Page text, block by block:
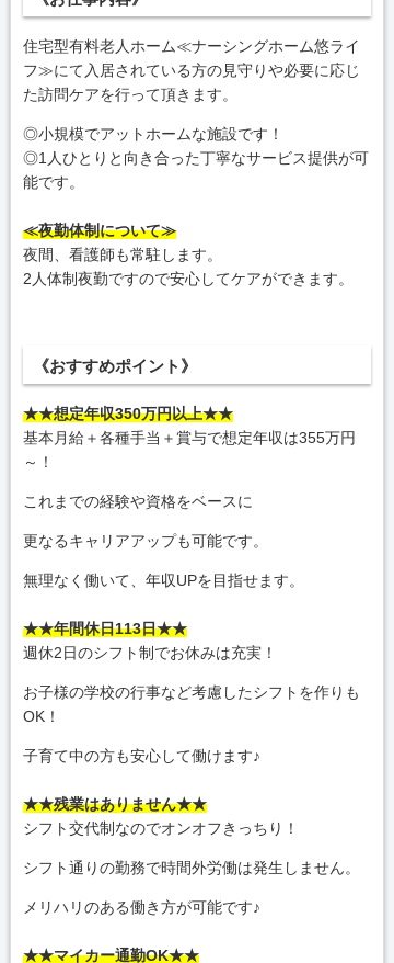
住宅型有料老人ホーム≪ナーシングホーム悠ライ
フ≫にて入居されている方の見守りや必要に応じ
た訪問ケアを行って頂きます。
◎小規模でアットホームな施設です！
◎1人ひとりと向き合った丁寧なサービス提供が可
能です。
≪夜勤体制について≫
夜間、看護師も常駐します。
2人体制夜勤ですので安心してケアができます。
《おすすめポイント》
★★想定年収350万円以上★★
基本月給＋各種手当＋賞与で想定年収は355万円
～！
これまでの経験や資格をベースに
更なるキャリアアップも可能です。
無理なく働いて、年収UPを目指せます。
★★年間休日113日★★
週休2日のシフト制でお休みは充実！
お子様の学校の行事など考慮したシフトを作りも
OK！
子育て中の方も安心して働けます♪
★★残業はありません★★
シフト交代制なのでオンオフきっちり！
シフト通りの勤務で時間外労働は発生しません。
メリハリのある働き方が可能です♪
★★マイカー通勤OK★★